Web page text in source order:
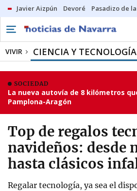
Javier Aizpún Devoré Pasadizo de
VIVIR CIENCIA Y TECNOLOGÍA
SOCIEDAD
La nueva autovía de 8 kilómetros
Pamplona-Aragón
Top de regalos
navideños: desde
hasta clásicos
Regalar tecnología, ya sea el